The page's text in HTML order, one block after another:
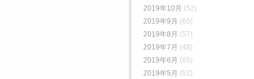
2019年10月 (52)
2019年9月 (60)
2019年8月 (57)
2019年7月 (48)
2019年6月 (65)
2019年5月 (52)